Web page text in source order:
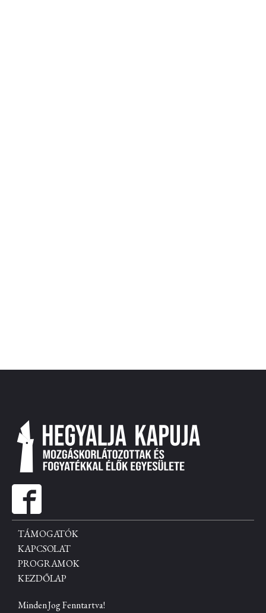
TÁMOGATÓK
KAPCSOLAT
PROGRAMOK
KEZDŐLAP
Minden Jog Fenntartva!